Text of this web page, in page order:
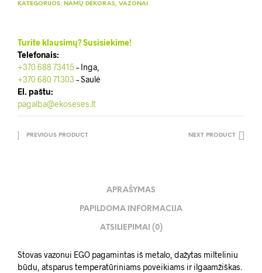
KATEGORIJOS: NAMŲ DEKORAS, VAZONAI
Turite klausimų? Susisiekime!
Telefonais:
+370 688 73415– Inga,
+370 680 71303 – Saulė
El. paštu:
pagalba@ekoseses.lt
PREVIOUS PRODUCT NEXT PRODUCT
APRAŠYMAS
PAPILDOMA INFORMACIJA
ATSILIEPIMAI (0)
Stovas vazonui EGO pagamintas iš metalo, dažytas milteliniu
būdu, atsparus temperatūriniams poveikiams ir ilgaamžiškas.